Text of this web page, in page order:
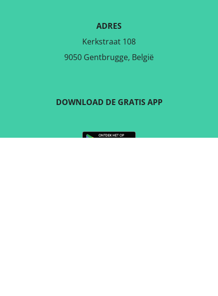
ADRES
Kerkstraat 108
9050 Gentbrugge, België
DOWNLOAD DE GRATIS APP